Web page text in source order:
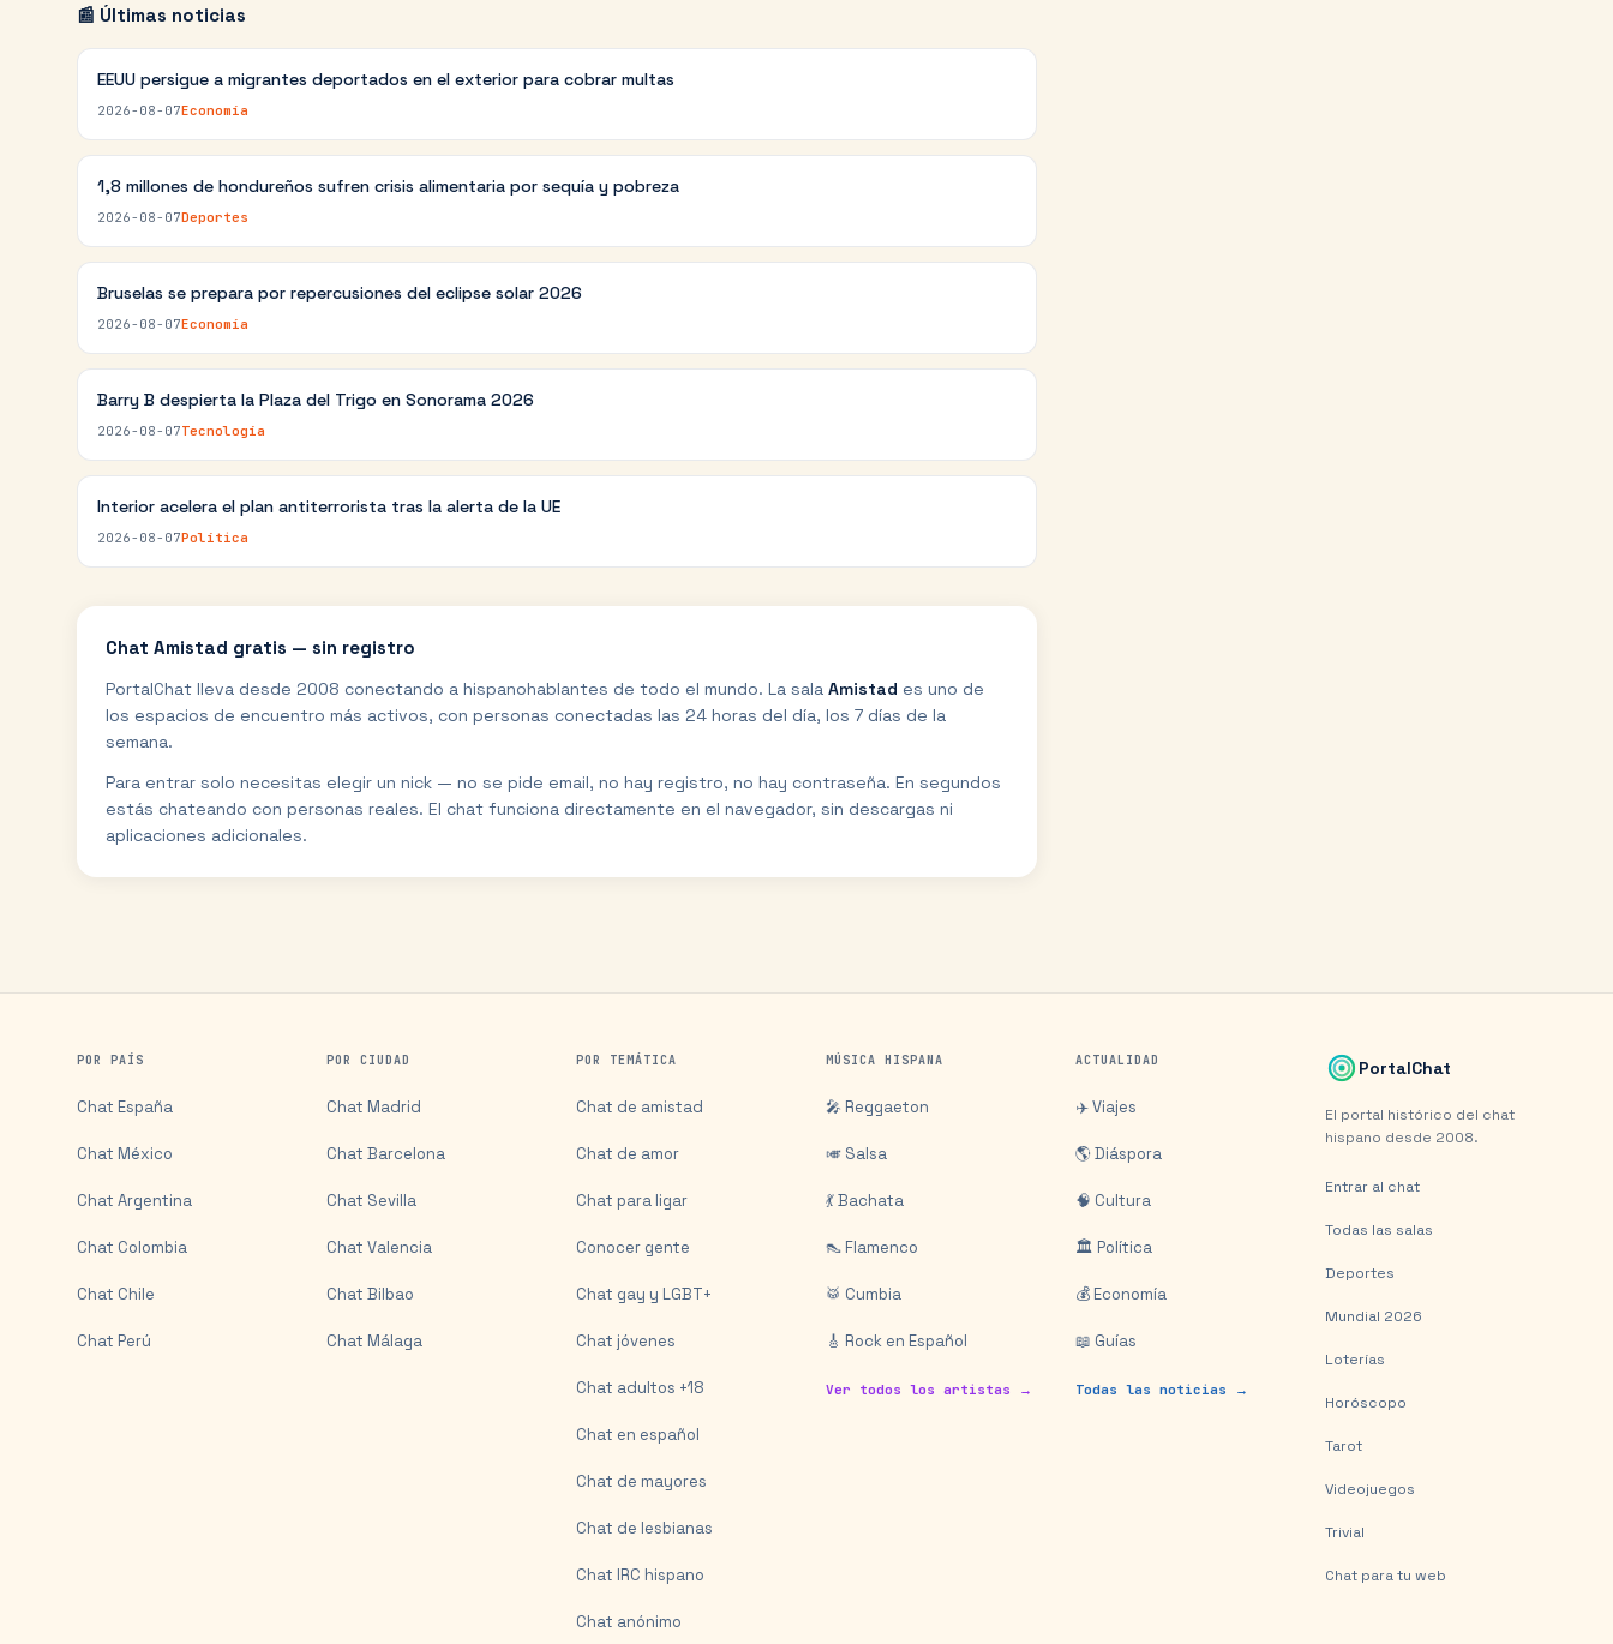
📰 Últimas noticias
EEUU persigue a migrantes deportados en el exterior para cobrar multas
2026-08-07Economía
1,8 millones de hondureños sufren crisis alimentaria por sequía y pobreza
2026-08-07Deportes
Bruselas se prepara por repercusiones del eclipse solar 2026
2026-08-07Economía
Barry B despierta la Plaza del Trigo en Sonorama 2026
2026-08-07Tecnología
Interior acelera el plan antiterrorista tras la alerta de la UE
2026-08-07Política
Chat Amistad gratis — sin registro
PortalChat lleva desde 2008 conectando a hispanohablantes de todo el mundo. La sala Amistad es uno de
los espacios de encuentro más activos, con personas conectadas las 24 horas del día, los 7 días de la
semana.
Para entrar solo necesitas elegir un nick — no se pide email, no hay registro, no hay contraseña. En segundos
estás chateando con personas reales. El chat funciona directamente en el navegador, sin descargas ni
aplicaciones adicionales.
POR PAÍS
Chat España
Chat México
Chat Argentina
Chat Colombia
Chat Chile
Chat Perú
POR CIUDAD
Chat Madrid
Chat Barcelona
Chat Sevilla
Chat Valencia
Chat Bilbao
Chat Málaga
POR TEMÁTICA
Chat de amistad
Chat de amor
Chat para ligar
Conocer gente
Chat gay y LGBT+
Chat jóvenes
Chat adultos +18
Chat en español
Chat de mayores
Chat de lesbianas
Chat IRC hispano
Chat anónimo
MÚSICA HISPANA
🎤 Reggaeton
🎺 Salsa
💃 Bachata
👠 Flamenco
🥁 Cumbia
🎸 Rock en Español
Ver todos los artistas →
ACTUALIDAD
✈️ Viajes
🌎 Diáspora
🧠 Cultura
🏛️ Política
💰 Economía
📖 Guías
Todas las noticias →
PortalChat
El portal histórico del chat
hispano desde 2008.
Entrar al chat
Todas las salas
Deportes
Mundial 2026
Loterías
Horóscopo
Tarot
Videojuegos
Trivial
Chat para tu web